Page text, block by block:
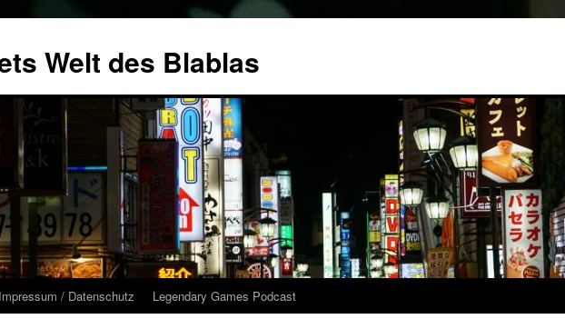
Welt des Blablas
Impressum / Datenschutz Legendary Games Podcast